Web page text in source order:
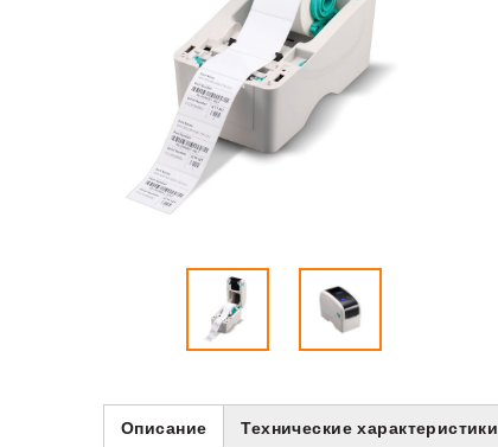
Описание Технические характеристики